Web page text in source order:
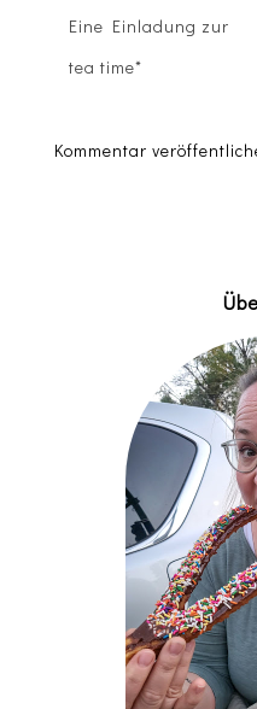
Eine Einladung zur
tea time*
Kommentar